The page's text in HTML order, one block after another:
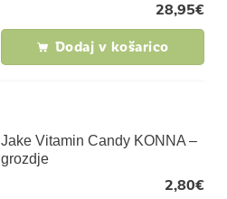
28,95€
Dodaj v košarico
Jake Vitamin Candy KONNA –
grozdje
2,80€